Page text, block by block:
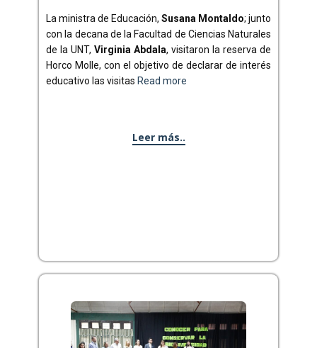
La ministra de Educación, Susana Montaldo; junto
con la decana de la Facultad de Ciencias Naturales
de la UNT, Virginia Abdala, visitaron la reserva de
Horco Molle, con el objetivo de declarar de interés
educativo las visitas Read more
Leer más..